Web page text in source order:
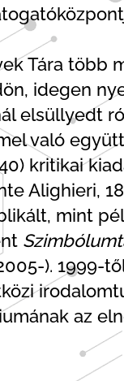
Tára több
idegen
elsüllyedt
való
kritikai
Alighieri,
mint
). 1999-
az